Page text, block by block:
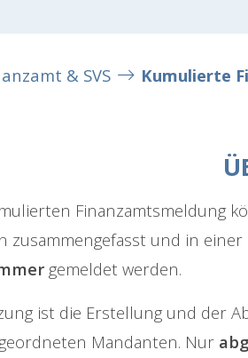
& SVS Kumulierte
Finanzamtsmeldung
zusammengefasst und in
gemeldet werden.
ist die Erstellung und der
Mandanten. Nur